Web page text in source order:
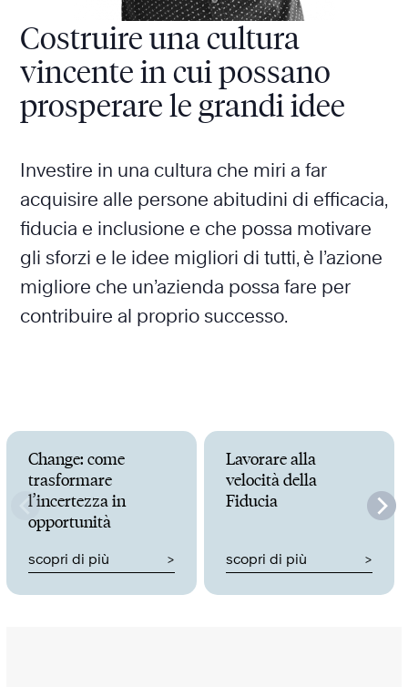
Costruire una cultura
vincente in cui possano
prosperare le grandi idee
Investire in una cultura che miri a far
acquisire alle persone abitudini di efficacia,
fiducia e inclusione e che possa motivare
gli sforzi e le idee migliori di tutti, è l’azione
migliore che un’azienda possa fare per
contribuire al proprio successo.
Change: come
trasformare
l’incertezza in
opportunità
scopri di più
Lavorare alla
velocità della
Fiducia
scopri di più